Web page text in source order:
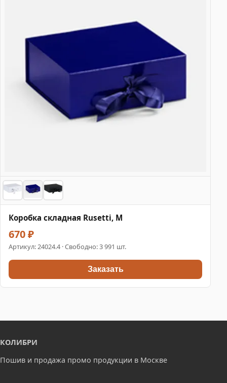
Коробка складная Rusetti, M
670 ₽
Артикул:24024.4 · Свободно: 3 991 шт.
Заказать
КОЛИБРИ
Пошив и продажа промо продукции в Москве